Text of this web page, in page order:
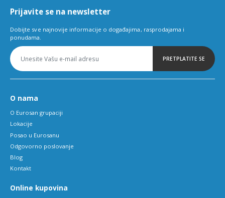
Prijavite se na newsletter
Dobijte sve najnovije informacije o događajima, rasprodajama i
ponudama.
PRETPLATITE SE
O nama
O Eurosan grupaciji
Lokacije
Posao u Eurosanu
Odgovorno poslovanje
Blog
Kontakt
Online kupovina